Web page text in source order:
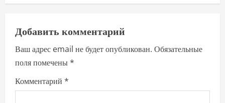
a
v
i
g
a
Добавить комментарий
Ваш адрес email не будет опубликован. Обязательные
поля помечены*
Комментарий *